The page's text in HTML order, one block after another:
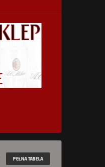
PEŁNA TABELA